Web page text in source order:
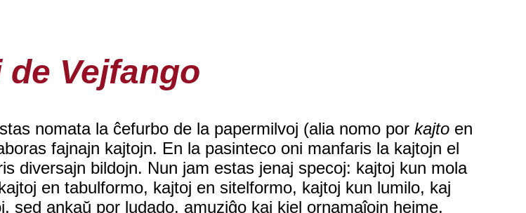
Vejfango
nomata la ĉefurbo de la papermilvoj (alia nomo porkajto en
fajnajn kajtojn. En la pasinteco oni manfaris la kajtojn el
diversajn bildojn. Nun jam estas jenaj specoj: kajtoj kun mola
en tabulformo, kajtoj en sitelformo, kajtoj kun lumilo, kaj
sed ankaŭ por ludado, amuziĝo kaj kiel ornamaĵojn hejme.